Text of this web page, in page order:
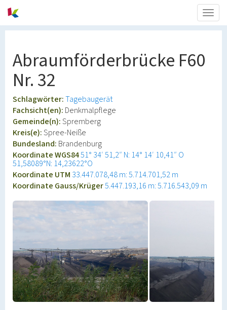
Abraumförderbrücke F60
Nr. 32
Schlagwörter:Tagebaugerät
Fachsicht(en): Denkmalpflege
Gemeinde(n):Spremberg
Kreis(e):Spree-Neiße
Bundesland: Brandenburg
Koordinate WGS8451° 34′ 51,2″ N: 14° 14′ 10,41″ O
51,58089°N: 14,23622°O
Koordinate UTM 33.447.078,48 m: 5.714.701,52 m
Koordinate Gauss/Krüger5.447.193,16 m: 5.716.543,09 m